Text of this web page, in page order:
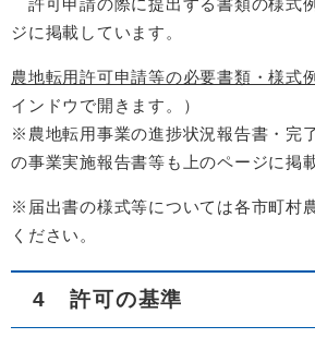
ジに掲載しています。
農地転用許可申請等の必要書類・様式
インドウで開きます。）
※農地転用事業の進捗状況報告書・完
の事業実施報告書等も上のページに掲
※届出書の様式等については各市町村
ください。
4 許可の基準